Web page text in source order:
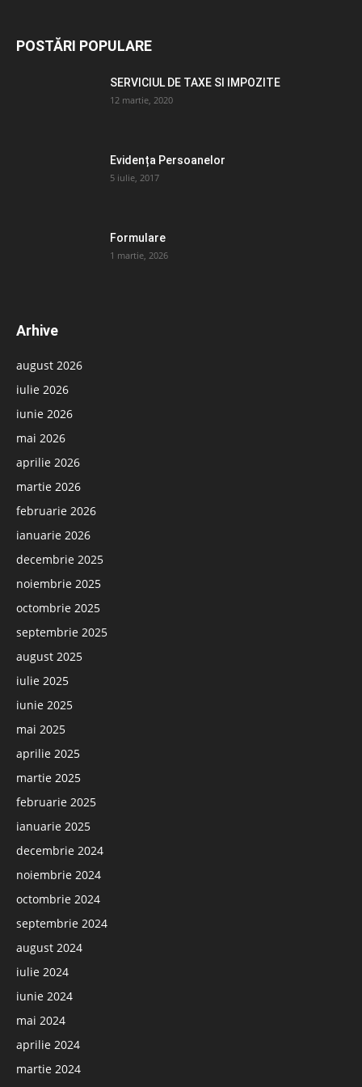
POSTĂRI POPULARE
SERVICIUL DE TAXE SI IMPOZITE
12 martie, 2020
Evidența Persoanelor
5 iulie, 2017
Formulare
1 martie, 2026
Arhive
august 2026
iulie 2026
iunie 2026
mai 2026
aprilie 2026
martie 2026
februarie 2026
ianuarie 2026
decembrie 2025
noiembrie 2025
octombrie 2025
septembrie 2025
august 2025
iulie 2025
iunie 2025
mai 2025
aprilie 2025
martie 2025
februarie 2025
ianuarie 2025
decembrie 2024
noiembrie 2024
octombrie 2024
septembrie 2024
august 2024
iulie 2024
iunie 2024
mai 2024
aprilie 2024
martie 2024